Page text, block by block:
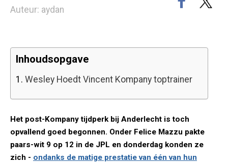
Auteur: aydan
Inhoudsopgave
1. Wesley Hoedt Vincent Kompany toptrainer
Het post-Kompany tijdperk bij Anderlecht is toch
opvallend goed begonnen. Onder Felice Mazzu pakte
paars-wit 9 op 12 in de JPL en donderdag konden ze
zich - ondanks de matige prestatie van één van hun